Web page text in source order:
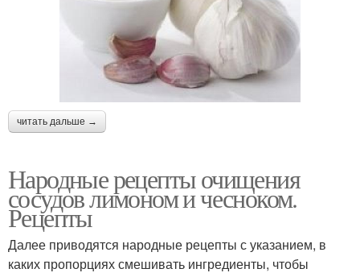
читать дальше →
Народные рецепты очищения
сосудов лимоном и чесноком.
Рецепты
Далее приводятся народные рецепты с указанием, в
каких пропорциях смешивать ингредиенты, чтобы